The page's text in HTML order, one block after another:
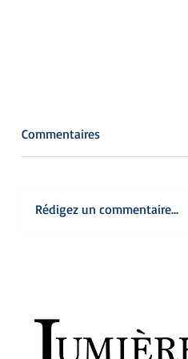
Commentaires
Rédigez un commentaire...